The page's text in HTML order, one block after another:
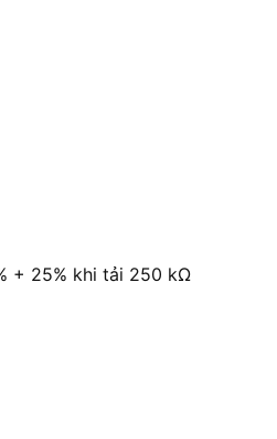
+ 25% khi tải 250 kΩ